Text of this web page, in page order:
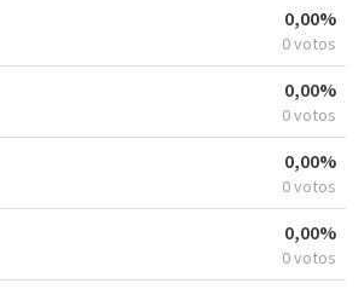
0,00%
0 votos
0,00%
0 votos
0,00%
0 votos
0,00%
0 votos